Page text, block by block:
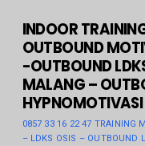
INDOOR
OUTBOUND
-OUTBOUND
MALANG –
HYPNOMOTIVASI
0857 33 16 22 47 TRAINING
– LDKS OSIS – OUTBOUND